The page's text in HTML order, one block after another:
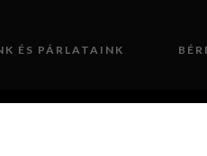
ÉS PÁRLATAINK